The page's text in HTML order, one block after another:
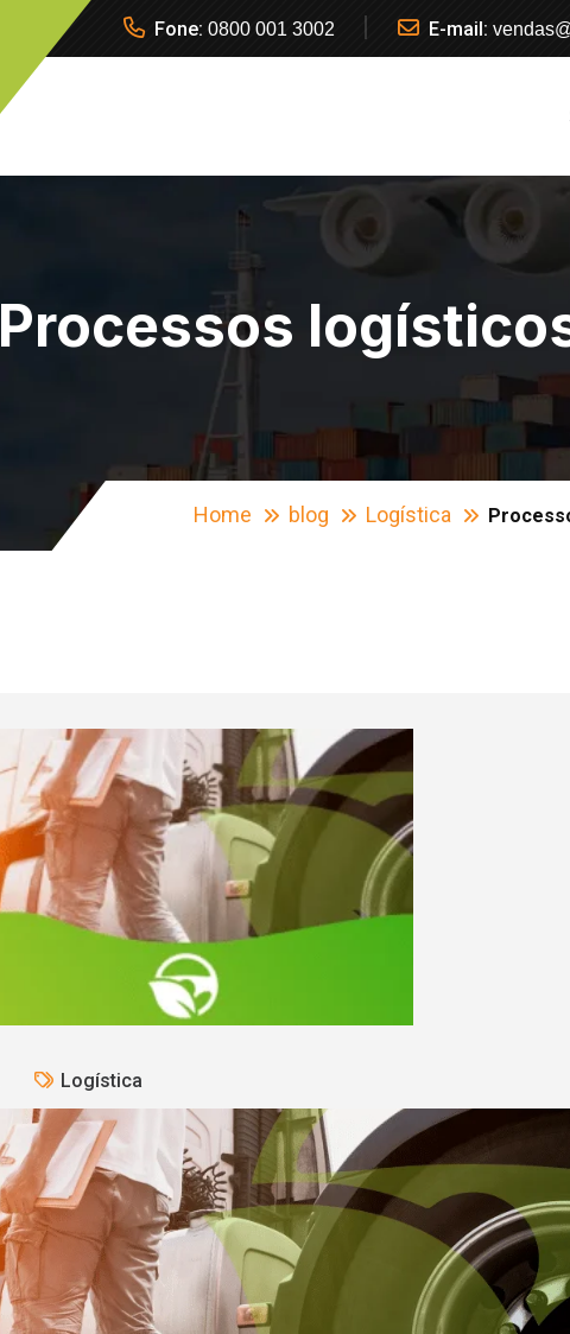
Fone: 0800 001 3002 E-mail:
Processos
Home blog Logística
Logística